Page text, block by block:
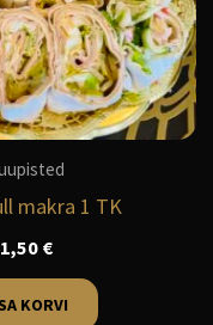
makra 1 TK
1,50 €
KORVI